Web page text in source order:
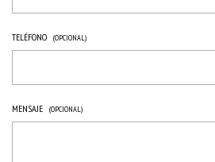
TELÉFONO (OPCIONAL)
MENSAJE (OPCIONAL)